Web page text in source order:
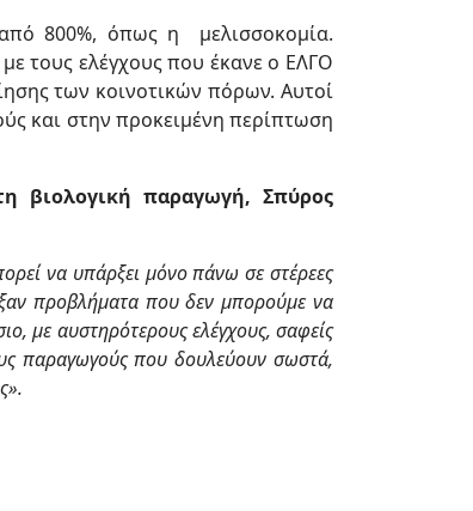
800%, όπως η μελισσοκομία.
τους ελέγχους που έκανε ο ΕΛΓΟ
των κοινοτικών πόρων. Αυτοί
και στην προκειμένη περίπτωση
βιολογική παραγωγή, Σπύρος
να υπάρξει μόνο πάνω σε στέρεες
προβλήματα που δεν μπορούμε να
με αυστηρότερους ελέγχους, σαφείς
παραγωγούς που δουλεύουν σωστά,